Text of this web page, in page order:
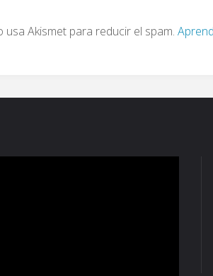
usa Akismet para reducir el spam.